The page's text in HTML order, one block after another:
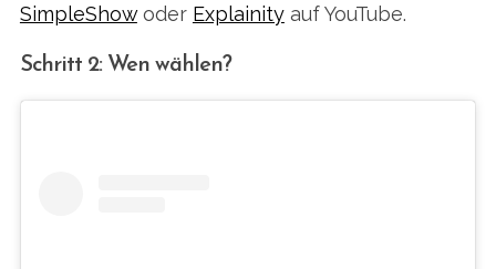
SimpleShowoder Explainityauf YouTube.
Schritt 2: Wen wählen?